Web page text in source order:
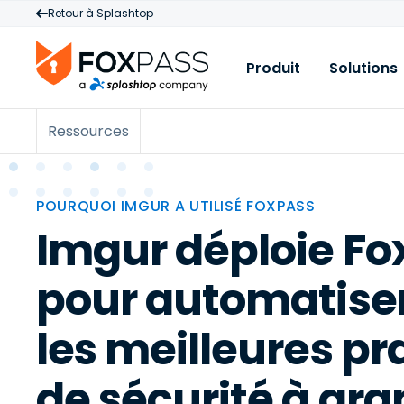
Retour à Splashtop
Produit
Cloud PKI
Cloud LDAP
Licences et
Solutions
Ressources
POURQUOI IMGUR A UTILISÉ FOXPASS
Imgur déploie
pour
les meilleures